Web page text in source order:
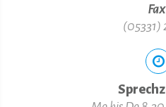
(05331)